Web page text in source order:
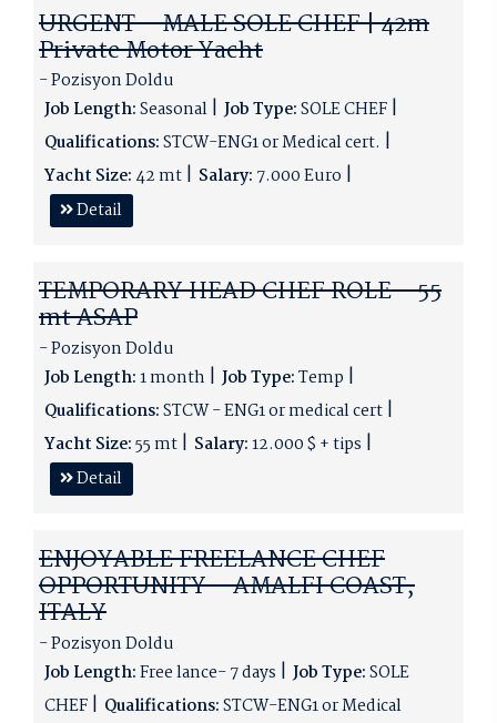
URGENT – MALE SOLE CHEF | 42m
Private Motor Yacht
- Pozisyon Doldu
Job Length:Seasonal Job Type:SOLE CHEF
Qualifications:STCW-ENG1 or Medical cert.
Yacht Size: 42 mt Salary: 7.000 Euro
Detail
TEMPORARY HEAD CHEF ROLE - 55
mt ASAP
- Pozisyon Doldu
Job Length:1 month Job Type:Temp
Qualifications:STCW - ENG1 or medical cert
Yacht Size:55 mt Salary:12.000 $ + tips
Detail
ENJOYABLE FREELANCE CHEF
OPPORTUNITY – AMALFI COAST,
ITALY
- Pozisyon Doldu
Job Length:Free lance- 7 days Job Type:SOLE
CHEF
Qualifications:STCW-ENG1 or Medical